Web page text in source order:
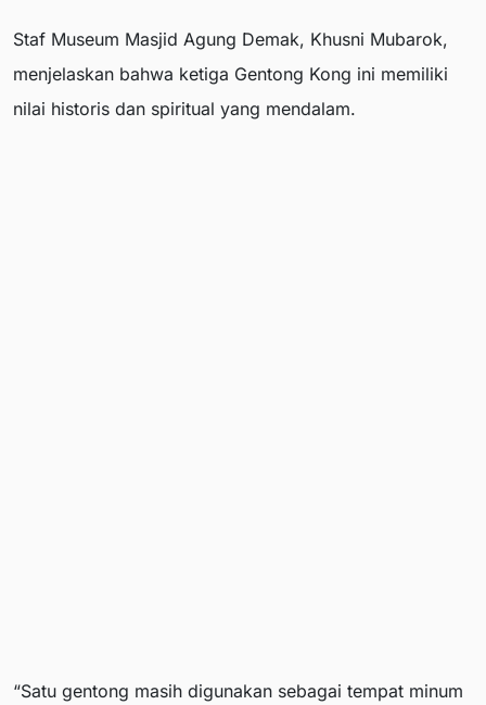
Staf Museum Masjid Agung Demak, Khusni Mubarok,
menjelaskan bahwa ketiga Gentong Kong ini memiliki
nilai historis dan spiritual yang mendalam.
“Satu gentong masih digunakan sebagai tempat minum